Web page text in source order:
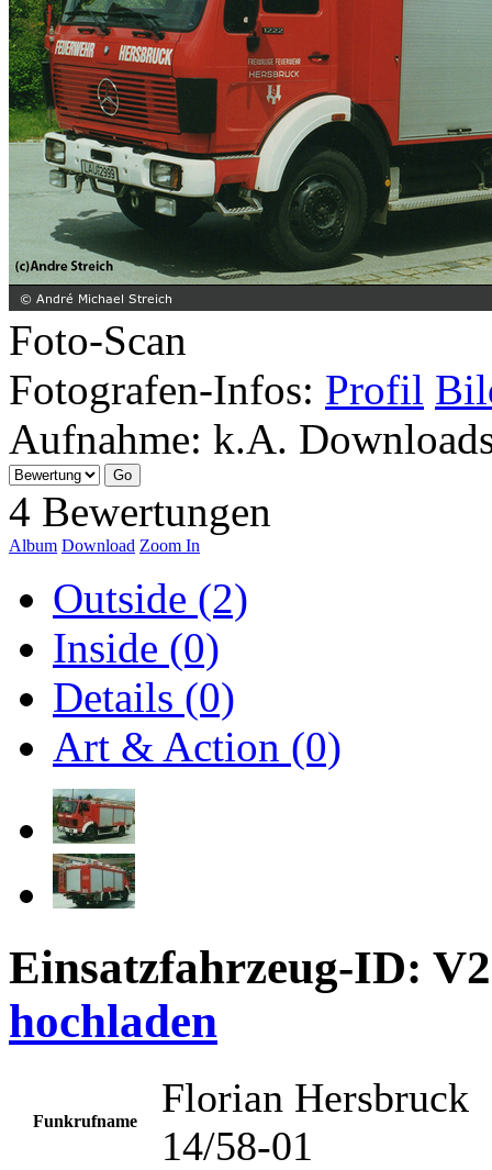
Foto-Scan
Fotografen-Infos: Profil
Aufnahme: k.A.
4 Bewertungen
Album Download Zoom In
Outside (2)
Inside (0)
Details (0)
Art & Action (0)
Einsatzfahrzeug-ID:
hochladen
Funkrufname
Florian Hersbruck
14/58-01